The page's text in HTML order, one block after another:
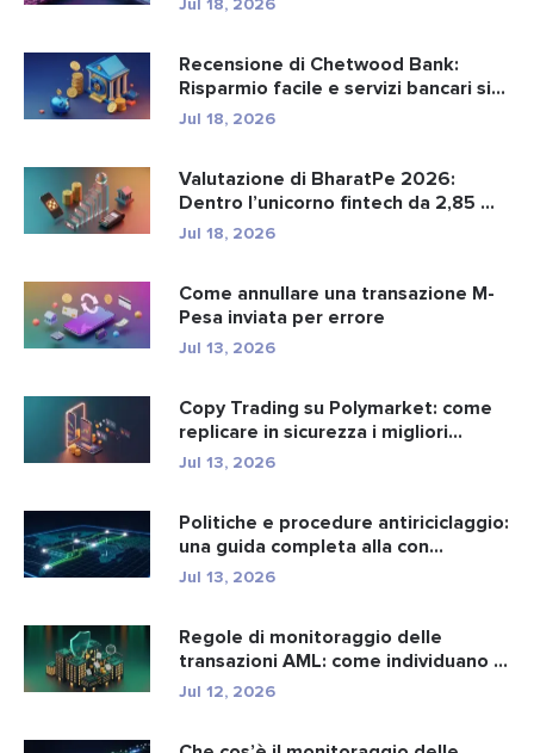
Recensione di Chetwood Bank:
Risparmio facile e servizi bancari si...
Jul 18, 2026
Valutazione di BharatPe 2026:
Dentro l’unicorno fintech da 2,85 ...
Jul 18, 2026
Come annullare una transazione M-
Pesa inviata per errore
Jul 13, 2026
Copy Trading su Polymarket: come
replicare in sicurezza i migliori...
Jul 13, 2026
Politiche e procedure antiriciclaggio:
una guida completa alla con...
Jul 13, 2026
Regole di monitoraggio delle
transazioni AML: come individuano i
r...
Jul 12, 2026